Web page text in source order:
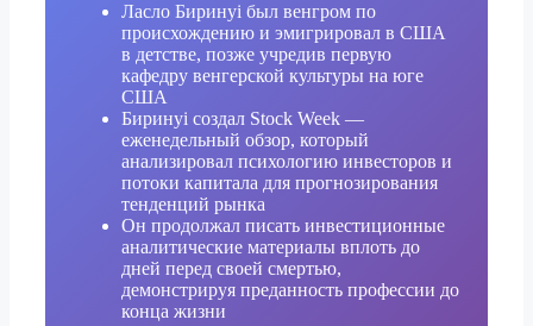
Ласло Биринyi был венгром по
происхождению и эмигрировал в США
в детстве, позже учредив первую
кафедру венгерской культуры на юге
США
Биринyi создал Stock Week —
еженедельный обзор, который
анализировал психологию инвесторов и
потоки капитала для прогнозирования
тенденций рынка
Он продолжал писать инвестиционные
аналитические материалы вплоть до
дней перед своей смертью,
демонстрируя преданность профессии до
конца жизни